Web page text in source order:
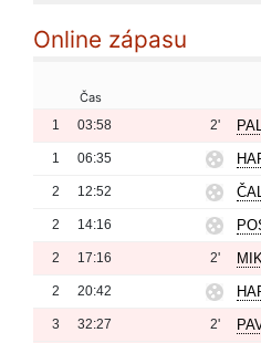
Online zápasu
Čas
1
03:58 2'
1 06:35
2 12:52
2 14:16
2 17:16 2'
2 20:42
3 32:27 2'